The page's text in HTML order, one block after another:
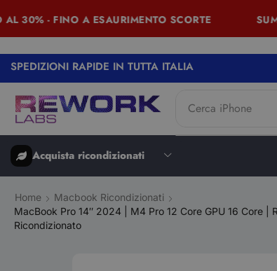
- FINO A ESAURIMENTO SCORTE
SPEDIZIONI RAPIDE IN TUTTA ITALIA
Cerca iPhone
Acquista ricondizionati
Home
Macbook Ricondizionati
MacBook Pro 14″ 2024 | M4 Pro 12 Core GPU 16 Core |
Ricondizionato